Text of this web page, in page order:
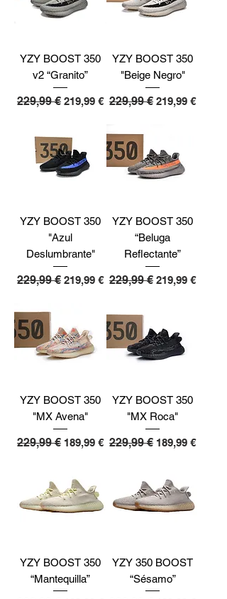
YZY BOOST 350
v2 “Granito”
Precio
229,99 € Precio de oferta
219,99 €
YZY BOOST 350
"Beige Negro"
Precio
229,99 € Precio de
219,99 €
YZY BOOST 350
"Azul
Deslumbrante"
Precio
229,99 € Precio de oferta
219,99 €
YZY BOOST 350
“Beluga
Reflectante”
Precio
229,99 € Precio de
219,99 €
YZY BOOST 350
"MX Avena"
Precio
229,99 € Precio de oferta
189,99 €
YZY BOOST 350
"MX Roca"
Precio
229,99 € Precio de
189,99 €
YZY BOOST 350
“Mantequilla”
YZY 350 BOOST
“Sésamo”